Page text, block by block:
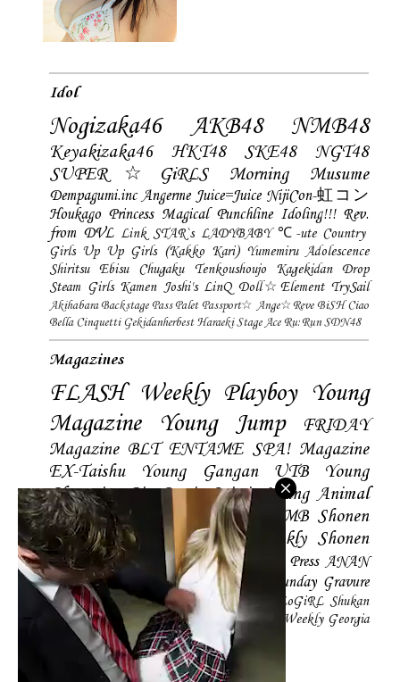
Idol
Nogizaka46 AKB48 NMB48
Keyakizaka46 HKT48 SKE48
NGT48
SUPER☆GiRLS
Morning Musume
Dempagumi.inc Angerme Juice=Juice NijiCon-虹コン
Houkago Princess Magical Punchline Idoling!!! Rev.
from DVL Link STAR`s LADYBABY ℃-ute Country
Girls Up Up Girls (Kakko Kari) Yumemiru Adolescence
Shiritsu Ebisu Chugaku
Tenkoushoujo Kagekidan
Drop
Steam Girls Kamen Joshi's LinQ Doll☆Element TrySail
Akihabara Backstage Pass Palet Passport☆ Ange☆Reve BiSH Ciao
Bella Cinquetti Gekidanherbest Haraeki Stage Ace Ru:Run SDN48
Magazines
FLASH Weekly Playboy Young
Magazine
Young Jump
FRIDAY
Magazine BLT ENTAME SPA! Magazine
EX-Taishu
Young Gangan UTB
Young
Champion Big Comic Spirtis Young Animal
Shonen Magazine
BUBKA BOMB Shonen
Champion Manga Action
Weekly Shonen
Sunday
Photobooks BRODY Hustle Press ANAN
Magazine
SMART Magazine Young Sunday Gravure
The Television CD&DL My Girl Daily LoGiRL Shukan
Taishu Girls! Magazine Soccer Game King Weekly Georgia
Sunday Magazine Mery Magazine